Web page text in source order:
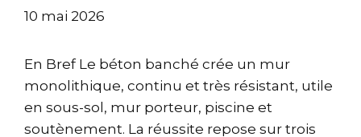
10 mai 2026
En Bref Le béton banché crée un mur
monolithique, continu et très résistant, utile
en sous-sol, mur porteur, piscine et
soutènement. La réussite repose sur trois